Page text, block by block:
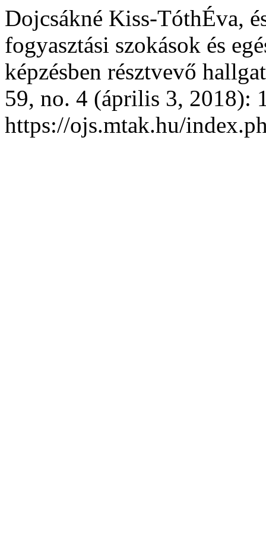
Dojcsákné Kiss-TóthÉva,
fogyasztási szokások és
képzésben résztvevő
59, no. 4 (április 3, 2018):
https://ojs.mtak.hu/